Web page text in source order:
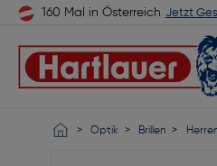
160 Mal in Österreich Jetzt
Optik Brillen